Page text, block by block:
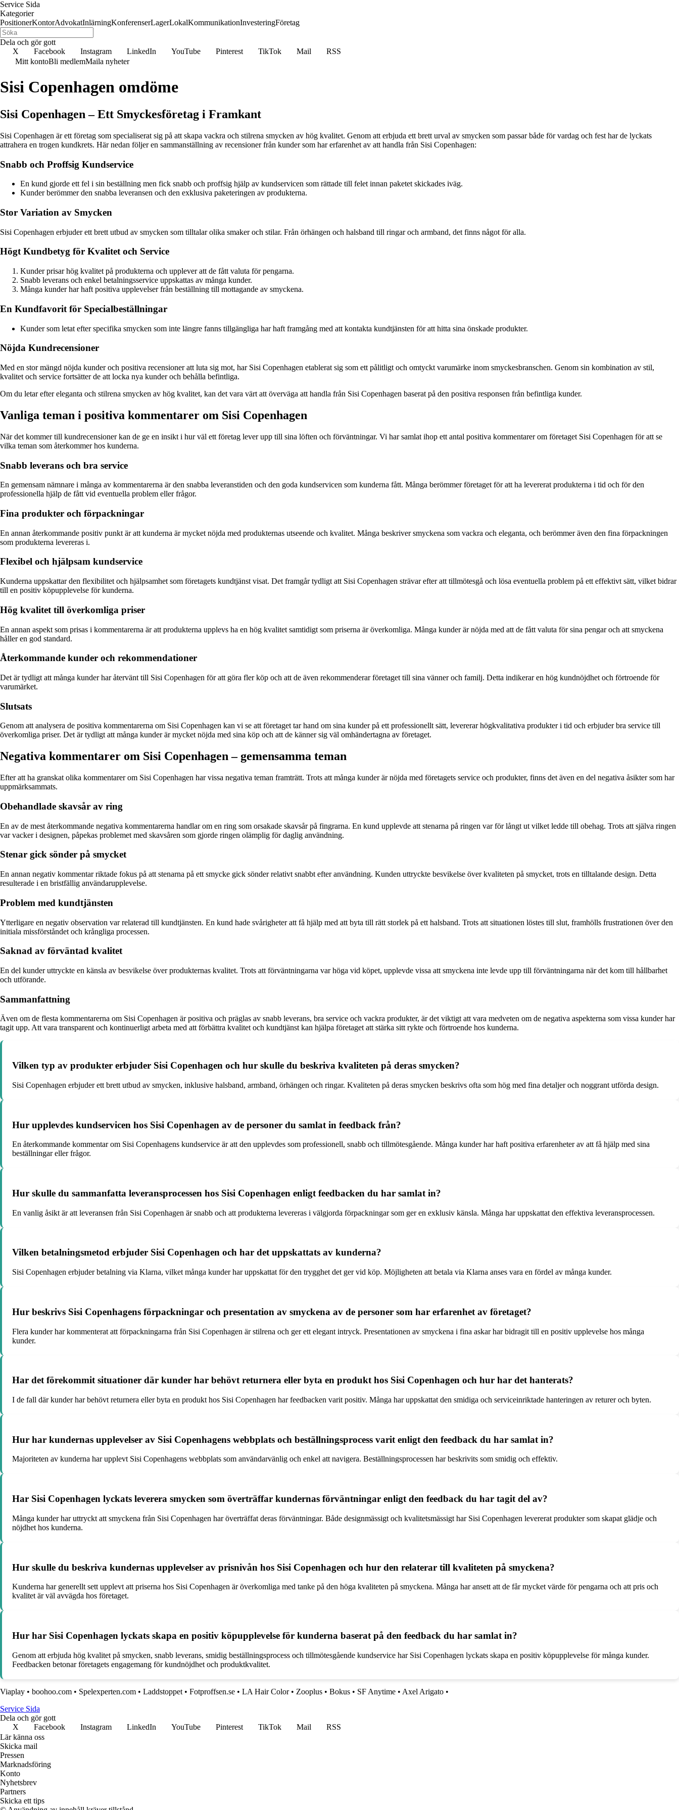
Service Sida
Kategorier
PositionerKontorAdvokatInlärningKonferenserLagerLokalKommunikationInvesteringFöretag
Dela och gör gott
X
Facebook Instagram LinkedIn YouTube Pinterest TikTok Mail
RSS
Mitt kontoBli medlemMaila nyheter
Sisi Copenhagen omdöme
Sisi Copenhagen – Ett Smyckesföretag i Framkant
Sisi Copenhagen är ett företag som specialiserat sig på att skapa vackra och stilrena smycken av hög kvalitet. Genom att erbjuda ett brett urval av smycken som passar både för vardag och fest har de lyckats
attrahera en trogen kundkrets. Här nedan följer en sammanställning av recensioner från kunder som har erfarenhet av att handla från Sisi Copenhagen:
Snabb och Proffsig Kundservice
En kund gjorde ett fel i sin beställning men fick snabb och proffsig hjälp av kundservicen som rättade till felet innan paketet skickades iväg.
Kunder berömmer den snabba leveransen och den exklusiva paketeringen av produkterna.
Stor Variation av Smycken
Sisi Copenhagen erbjuder ett brett utbud av smycken som tilltalar olika smaker och stilar. Från örhängen och halsband till ringar och armband, det finns något för alla.
Högt Kundbetyg för Kvalitet och Service
Kunder prisar hög kvalitet på produkterna och upplever att de fått valuta för pengarna.
Snabb leverans och enkel betalningsservice uppskattas av många kunder.
Många kunder har haft positiva upplevelser från beställning till mottagande av smyckena.
En Kundfavorit för Specialbeställningar
Kunder som letat efter specifika smycken som inte längre fanns tillgängliga har haft framgång med att kontakta kundtjänsten för att hitta sina önskade produkter.
Nöjda Kundrecensioner
Med en stor mängd nöjda kunder och positiva recensioner att luta sig mot, har Sisi Copenhagen etablerat sig som ett pålitligt och omtyckt varumärke inom smyckesbranschen. Genom sin kombination av stil,
kvalitet och service fortsätter de att locka nya kunder och behålla befintliga.
Om du letar efter eleganta och stilrena smycken av hög kvalitet, kan det vara värt att överväga att handla från Sisi Copenhagen baserat på den positiva responsen från befintliga kunder.
Vanliga teman i positiva kommentarer om Sisi Copenhagen
När det kommer till kundrecensioner kan de ge en insikt i hur väl ett företag lever upp till sina löften och förväntningar. Vi har samlat ihop ett antal positiva kommentarer om företaget Sisi Copenhagen för att se
vilka teman som återkommer hos kunderna.
Snabb leverans och bra service
En gemensam nämnare i många av kommentarerna är den snabba leveranstiden och den goda kundservicen som kunderna fått. Många berömmer företaget för att ha levererat produkterna i tid och för den
professionella hjälp de fått vid eventuella problem eller frågor.
Fina produkter och förpackningar
En annan återkommande positiv punkt är att kunderna är mycket nöjda med produkternas utseende och kvalitet. Många beskriver smyckena som vackra och eleganta, och berömmer även den fina förpackningen
som produkterna levereras i.
Flexibel och hjälpsam kundservice
Kunderna uppskattar den flexibilitet och hjälpsamhet som företagets kundtjänst visat. Det framgår tydligt att Sisi Copenhagen strävar efter att tillmötesgå och lösa eventuella problem på ett effektivt sätt, vilket bidrar
till en positiv köpupplevelse för kunderna.
Hög kvalitet till överkomliga priser
En annan aspekt som prisas i kommentarerna är att produkterna upplevs ha en hög kvalitet samtidigt som priserna är överkomliga. Många kunder är nöjda med att de fått valuta för sina pengar och att smyckena
håller en god standard.
Återkommande kunder och rekommendationer
Det är tydligt att många kunder har återvänt till Sisi Copenhagen för att göra fler köp och att de även rekommenderar företaget till sina vänner och familj. Detta indikerar en hög kundnöjdhet och förtroende för
varumärket.
Slutsats
Genom att analysera de positiva kommentarerna om Sisi Copenhagen kan vi se att företaget tar hand om sina kunder på ett professionellt sätt, levererar högkvalitativa produkter i tid och erbjuder bra service till
överkomliga priser. Det är tydligt att många kunder är mycket nöjda med sina köp och att de känner sig väl omhändertagna av företaget.
Negativa kommentarer om Sisi Copenhagen – gemensamma teman
Efter att ha granskat olika kommentarer om Sisi Copenhagen har vissa negativa teman framträtt. Trots att många kunder är nöjda med företagets service och produkter, finns det även en del negativa åsikter som har
uppmärksammats.
Obehandlade skavsår av ring
En av de mest återkommande negativa kommentarerna handlar om en ring som orsakade skavsår på fingrarna. En kund upplevde att stenarna på ringen var för långt ut vilket ledde till obehag. Trots att själva ringen
var vacker i designen, påpekas problemet med skavsåren som gjorde ringen olämplig för daglig användning.
Stenar gick sönder på smycket
En annan negativ kommentar riktade fokus på att stenarna på ett smycke gick sönder relativt snabbt efter användning. Kunden uttryckte besvikelse över kvaliteten på smycket, trots en tilltalande design. Detta
resulterade i en bristfällig användarupplevelse.
Problem med kundtjänsten
Ytterligare en negativ observation var relaterad till kundtjänsten. En kund hade svårigheter att få hjälp med att byta till rätt storlek på ett halsband. Trots att situationen löstes till slut, framhölls frustrationen över den
initiala missförståndet och krångliga processen.
Saknad av förväntad kvalitet
En del kunder uttryckte en känsla av besvikelse över produkternas kvalitet. Trots att förväntningarna var höga vid köpet, upplevde vissa att smyckena inte levde upp till förväntningarna när det kom till hållbarhet
och utförande.
Sammanfattning
Även om de flesta kommentarerna om Sisi Copenhagen är positiva och präglas av snabb leverans, bra service och vackra produkter, är det viktigt att vara medveten om de negativa aspekterna som vissa kunder har
tagit upp. Att vara transparent och kontinuerligt arbeta med att förbättra kvalitet och kundtjänst kan hjälpa företaget att stärka sitt rykte och förtroende hos kunderna.
Vilken typ av produkter erbjuder Sisi Copenhagen och hur skulle du beskriva kvaliteten på deras smycken?
Sisi Copenhagen erbjuder ett brett utbud av smycken, inklusive halsband, armband, örhängen och ringar. Kvaliteten på deras smycken beskrivs ofta som hög med fina detaljer och noggrant utförda design.
Hur upplevdes kundservicen hos Sisi Copenhagen av de personer du samlat in feedback från?
En återkommande kommentar om Sisi Copenhagens kundservice är att den upplevdes som professionell, snabb och tillmötesgående. Många kunder har haft positiva erfarenheter av att få hjälp med sina
beställningar eller frågor.
Hur skulle du sammanfatta leveransprocessen hos Sisi Copenhagen enligt feedbacken du har samlat in?
En vanlig åsikt är att leveransen från Sisi Copenhagen är snabb och att produkterna levereras i välgjorda förpackningar som ger en exklusiv känsla. Många har uppskattat den effektiva leveransprocessen.
Vilken betalningsmetod erbjuder Sisi Copenhagen och har det uppskattats av kunderna?
Sisi Copenhagen erbjuder betalning via Klarna, vilket många kunder har uppskattat för den trygghet det ger vid köp. Möjligheten att betala via Klarna anses vara en fördel av många kunder.
Hur beskrivs Sisi Copenhagens förpackningar och presentation av smyckena av de personer som har erfarenhet av företaget?
Flera kunder har kommenterat att förpackningarna från Sisi Copenhagen är stilrena och ger ett elegant intryck. Presentationen av smyckena i fina askar har bidragit till en positiv upplevelse hos många
kunder.
Har det förekommit situationer där kunder har behövt returnera eller byta en produkt hos Sisi Copenhagen och hur har det hanterats?
I de fall där kunder har behövt returnera eller byta en produkt hos Sisi Copenhagen har feedbacken varit positiv. Många har uppskattat den smidiga och serviceinriktade hanteringen av returer och byten.
Hur har kundernas upplevelser av Sisi Copenhagens webbplats och beställningsprocess varit enligt den feedback du har samlat in?
Majoriteten av kunderna har upplevt Sisi Copenhagens webbplats som användarvänlig och enkel att navigera. Beställningsprocessen har beskrivits som smidig och effektiv.
Har Sisi Copenhagen lyckats leverera smycken som överträffar kundernas förväntningar enligt den feedback du har tagit del av?
Många kunder har uttryckt att smyckena från Sisi Copenhagen har överträffat deras förväntningar. Både designmässigt och kvalitetsmässigt har Sisi Copenhagen levererat produkter som skapat glädje och
nöjdhet hos kunderna.
Hur skulle du beskriva kundernas upplevelser av prisnivån hos Sisi Copenhagen och hur den relaterar till kvaliteten på smyckena?
Kunderna har generellt sett upplevt att priserna hos Sisi Copenhagen är överkomliga med tanke på den höga kvaliteten på smyckena. Många har ansett att de får mycket värde för pengarna och att pris och
kvalitet är väl avvägda hos företaget.
Hur har Sisi Copenhagen lyckats skapa en positiv köpupplevelse för kunderna baserat på den feedback du har samlat in?
Genom att erbjuda hög kvalitet på smycken, snabb leverans, smidig beställningsprocess och tillmötesgående kundservice har Sisi Copenhagen lyckats skapa en positiv köpupplevelse för många kunder.
Feedbacken betonar företagets engagemang för kundnöjdhet och produktkvalitet.
Viaplay • boohoo.com • Spelexperten.com • Laddstoppet • Fotproffsen.se • LA Hair Color• Zooplus • Bokus • SF Anytime • Axel Arigato •
Service Sida
Dela och gör gott
X
Facebook Instagram LinkedIn YouTube Pinterest TikTok Mail
RSS
Lär känna oss
Skicka mail
Pressen
Marknadsföring
Konto
Nyhetsbrev
Partners
Skicka ett tips